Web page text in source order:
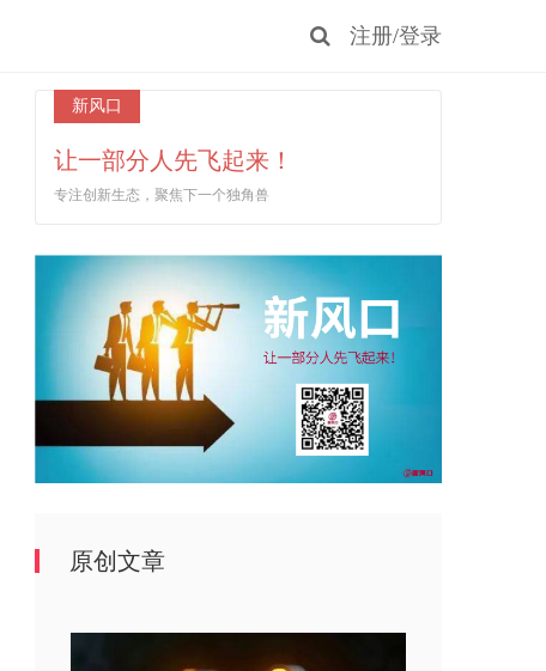
/登录
注册
新风口
让一部分人先飞起来！
专注创新生态，聚焦下一个独角兽
原创文章